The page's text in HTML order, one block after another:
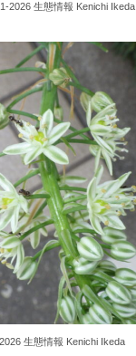
2026 生態情報 Kenichi Ikeda
生態情報 Kenichi Ikeda